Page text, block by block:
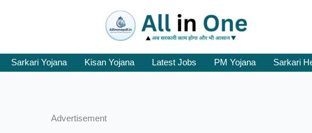
Sarkari Yojana Kisan Yojana Latest Jobs PM Yojana Sarkari
Advertisement